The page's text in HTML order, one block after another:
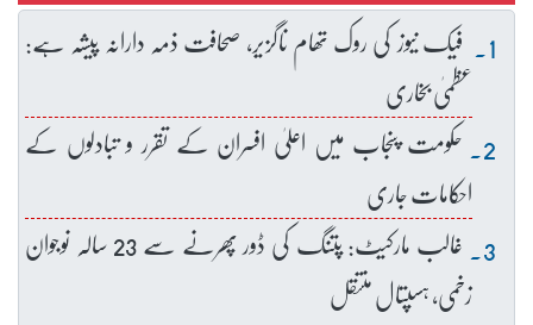
فیک نیوز کی روک تھام ناگزیر، صحافت ذمہ دارانہ پیشہ ہے:
عظمیٰ بخاری
حکومت پنجاب میں اعلیٰ افسران کے تقرر و تبادلوں کے
احکامات جاری
غالب مارکیٹ: پتنگ کی ڈور پھرنے سے 23 سالہ نوجوان
زخمی، ہسپتال منتقل